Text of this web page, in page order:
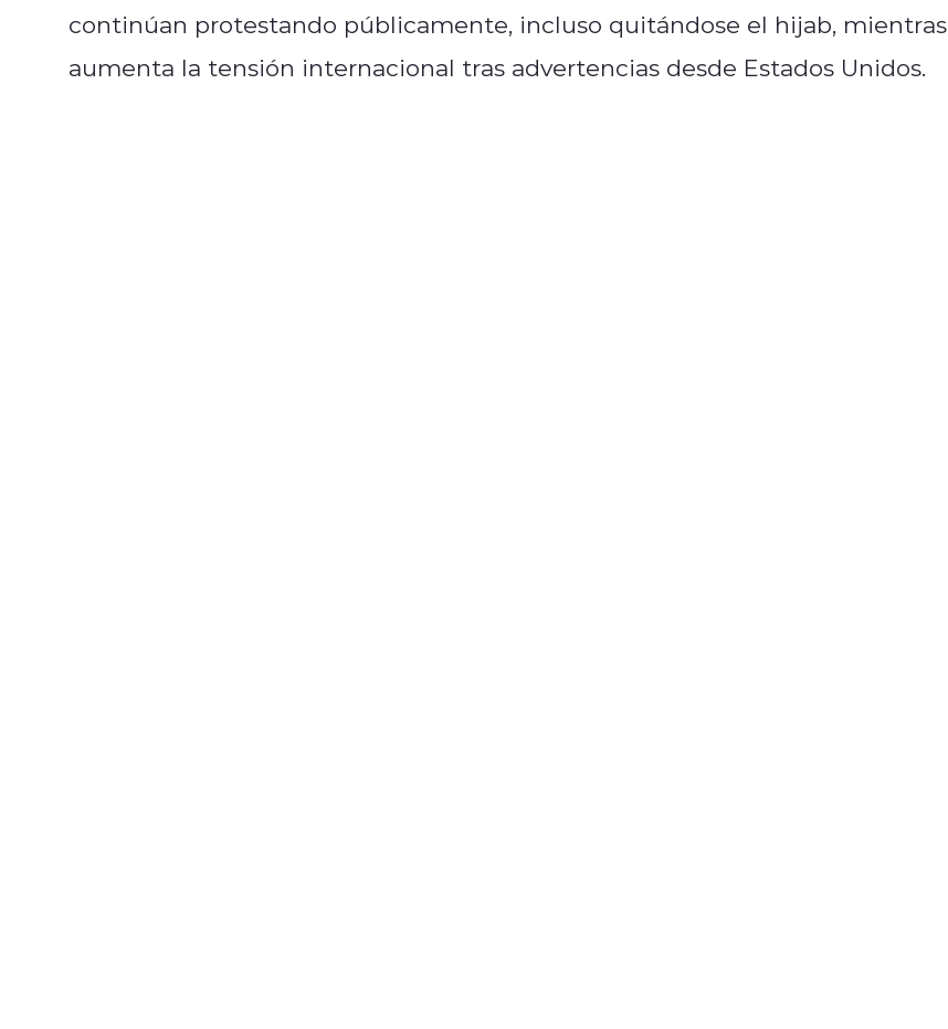
continúan protestando públicamente, incluso quitándose el hijab, mientras
aumenta la tensión internacional tras advertencias desde Estados Unidos.